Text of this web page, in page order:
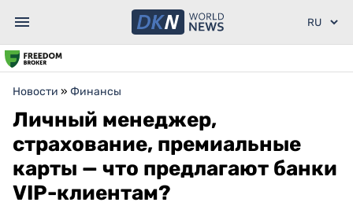
Новости » Финансы
Личный менеджер,
страхование, премиальные
карты — что предлагают банки
VIP-клиентам?